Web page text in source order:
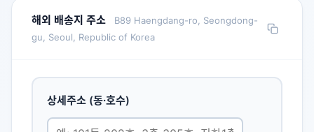
해외 배송지 주소
B89 Haengdang-ro, Seongdong-
gu, Seoul, Republic of Korea
상세주소 (동·호수)